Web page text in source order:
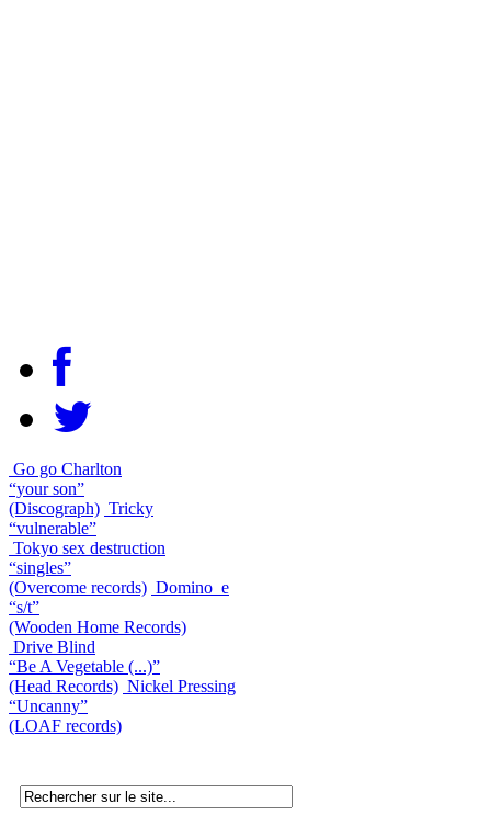
Go go Charlton
“your son”
(Discograph) Tricky
“vulnerable”
Tokyo sex destruction
“singles”
(Overcome records) Domino_e
“s/t”
(Wooden Home Records)
Drive Blind
“Be A Vegetable (...)”
(Head Records) Nickel Pressing
“Uncanny”
(LOAF records)